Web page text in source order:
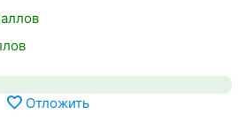
Отложить